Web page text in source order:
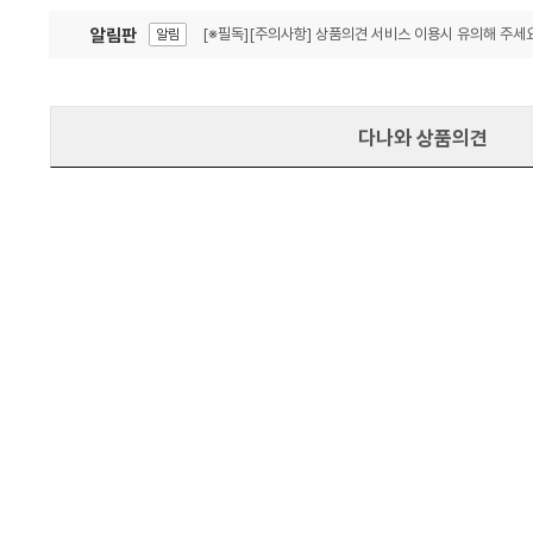
알림판 알림 [※필독][주의사항] 상품의견 서비스 이용시 유의해 주세
다나와 상품의견